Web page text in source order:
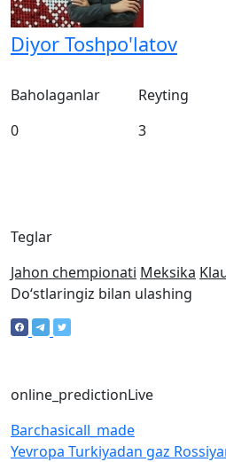
Diyor Toshpo'latov
Teglar
Jahon chempionati Meksika
Baholaganlar
0
Reyting
3
Doʻstlaringiz bilan ulashing
online_predictionLive
Barchasicall_made
Yevropa Turkiyadan gaz